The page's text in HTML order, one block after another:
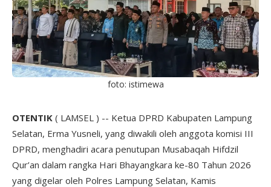
foto: istimewa
OTENTIK ( LAMSEL ) -- Ketua DPRD Kabupaten Lampung
Selatan, Erma Yusneli, yang diwakili oleh anggota komisi III
DPRD, menghadiri acara penutupan Musabaqah Hifdzil
Qur’an dalam rangka Hari Bhayangkara ke-80 Tahun 2026
yang digelar oleh Polres Lampung Selatan, Kamis